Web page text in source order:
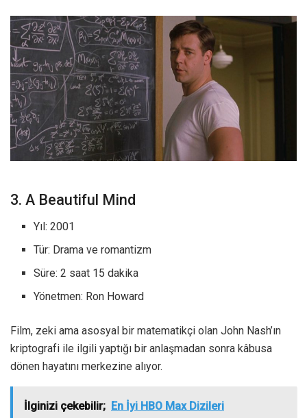
3. A Beautiful Mind
Yıl: 2001
Tür: Drama ve romantizm
Süre: 2 saat 15 dakika
Yönetmen: Ron Howard
Film, zeki ama asosyal bir matematikçi olan John Nash’ın
kriptografi ile ilgili yaptığı bir anlaşmadan sonra kâbusa
dönen hayatını merkezine alıyor.
İlginizi çekebilir; En İyi HBO Max Dizileri